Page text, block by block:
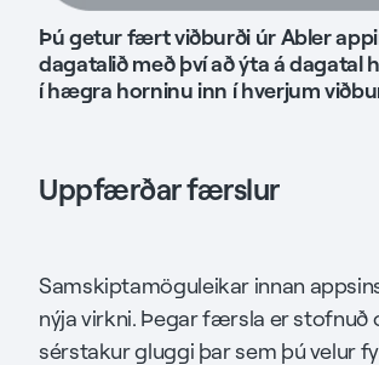
Þú getur fært viðburði úr Abler
dagatalið með því að ýta á dagatal
í hægra horninu inn í hverjum
Uppfærðar færslur
Samskiptamöguleikar innan
nýja virkni. Þegar færsla er stofnuð
sérstakur gluggi þar sem þú velur